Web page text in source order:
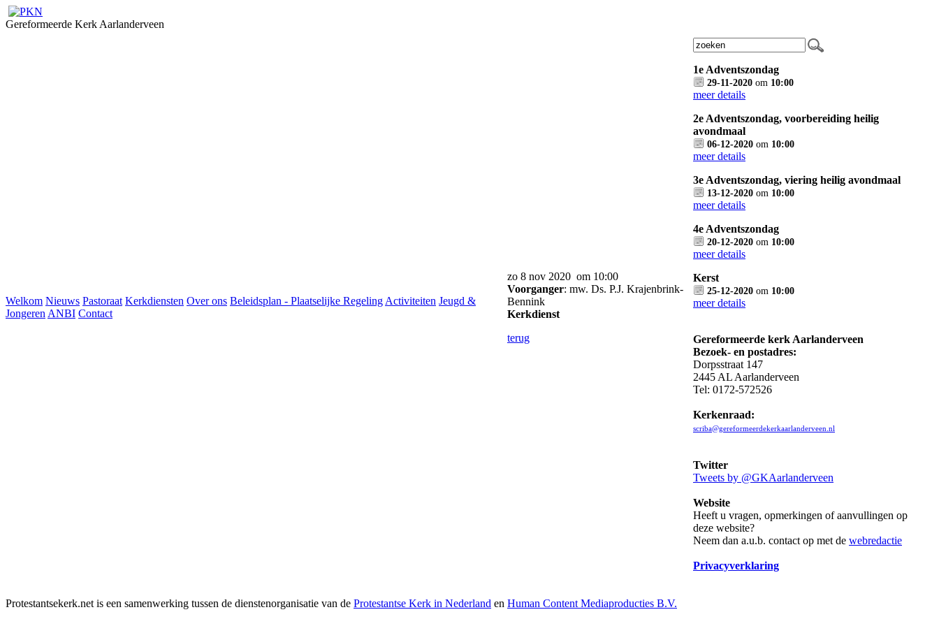
Gereformeerde Kerk Aarlanderveen
Welkom Nieuws Pastoraat Kerkdiensten Over ons Beleidsplan - Plaatselijke Regeling Activiteiten Jeugd &
Jongeren ANBI Contact
zo 8 nov 2020 om 10:00
Voorganger: mw. Ds. P.J. Krajenbrink-
Bennink
Kerkdienst
terug
1e Adventszondag
29-11-2020 om 10:00
meer details
2e Adventszondag, voorbereiding heilig
avondmaal
06-12-2020 om 10:00
meer details
3e Adventszondag, viering heilig avondmaal
13-12-2020 om 10:00
meer details
4e Adventszondag
20-12-2020 om 10:00
meer details
Kerst
25-12-2020 om 10:00
meer details
Gereformeerde kerk Aarlanderveen
Bezoek- en postadres:
Dorpsstraat 147
2445 AL Aarlanderveen
Tel: 0172-572526
Kerkenraad:
scriba@gereformeerdekerkaarlanderveen.nl
Twitter
Tweets by @GKAarlanderveen
Website
Heeft u vragen, opmerkingen of aanvullingen op
deze website?
Neem dan a.u.b. contact op met de webredactie
Privacyverklaring
Protestantsekerk.net is een samenwerking tussen de dienstenorganisatie van de Protestantse Kerk in Nederland en Human Content Mediaproducties B.V.